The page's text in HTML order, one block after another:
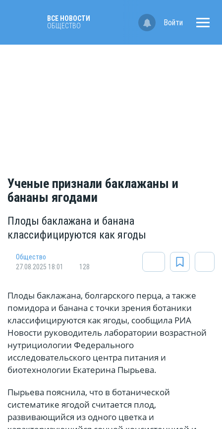
ВСЕ НОВОСТИ
ОБЩЕСТВО
Войти
Ученые признали баклажаны и
бананы ягодами
Плоды баклажана и банана
классифицируются как ягоды
Общество
27.08.2025 18:01
128
Плоды баклажана, болгарского перца, а также
помидора и банана с точки зрения ботаники
классифицируются как ягоды, сообщила РИА
Новости руководитель лаборатории возрастной
нутрициологии Федерального
исследовательского центра питания и
биотехнологии Екатерина Пырьева.
Пырьева пояснила, что в ботанической
систематике ягодой считается плод,
развивающийся из одного цветка и